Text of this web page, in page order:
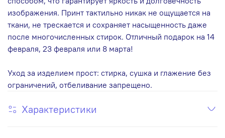
изображения. Принт тактильно никак не ощущается на
ткани, не трескается и сохраняет насыщенность даже
после многочисленных стирок. Отличный подарок на 14
февраля, 23 февраля или 8 марта!
Уход за изделием прост: стирка, сушка и глажение без
ограничений, отбеливание запрещено.
Характеристики